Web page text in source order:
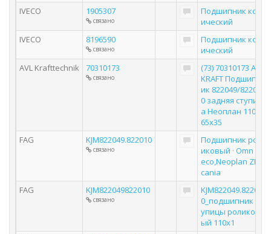
IVECO
1905307
связано
Подшипник кон
ический
IVECO
8196590
связано
Подшипник кон
ический
AVL Krafttechnik
70310173
связано
(73) 70310173 AVL
KRAFT Подшипн
ик 822049/82201
0 задняя ступиц
а Неоплан 110x1
65x35
FAG
KJM822049.822010
связано
Подшипник рол
иковый · Omn Iv
eco,Neoplan ZF,S
cania
FAG
KJM822049822010
связано
KJM822049.82201
0_подшипник ст
упицы роликов
ый 110х1